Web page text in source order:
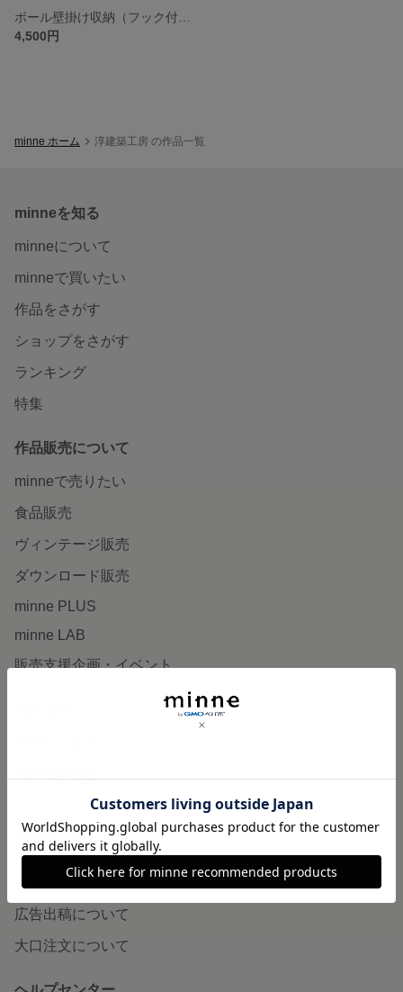
4,500円
minne ホーム 淳建築工房 の作品一覧
minneを知る
minneについて
minneで買いたい
作品をさがす
ショップをさがす
ランキング
特集
作品販売について
minneで売りたい
食品販売
ヴィンテージ販売
ダウンロード販売
minne PLUS
minne LAB
販売支援企画・イベント
minneの本
企業の方へ
広告出稿について
大口注文について